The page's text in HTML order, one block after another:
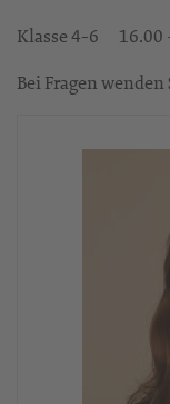
Klasse 4-6 16.00
Bei Fragen